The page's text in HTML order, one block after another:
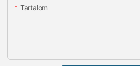
Tartalom